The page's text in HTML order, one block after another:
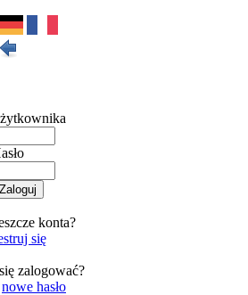
konta?
się
zalogować?
nowe hasło